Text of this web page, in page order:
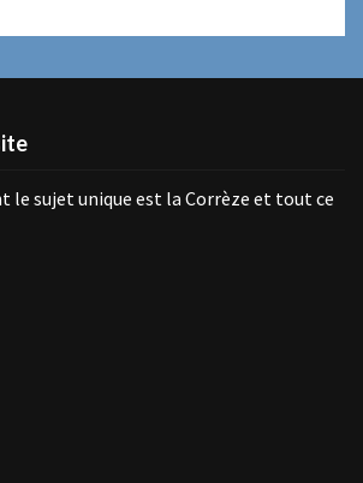
le sujet unique est la Corrèze et tout ce